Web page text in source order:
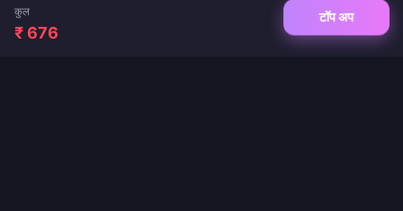
कुल
₹ 676
टॉप अप